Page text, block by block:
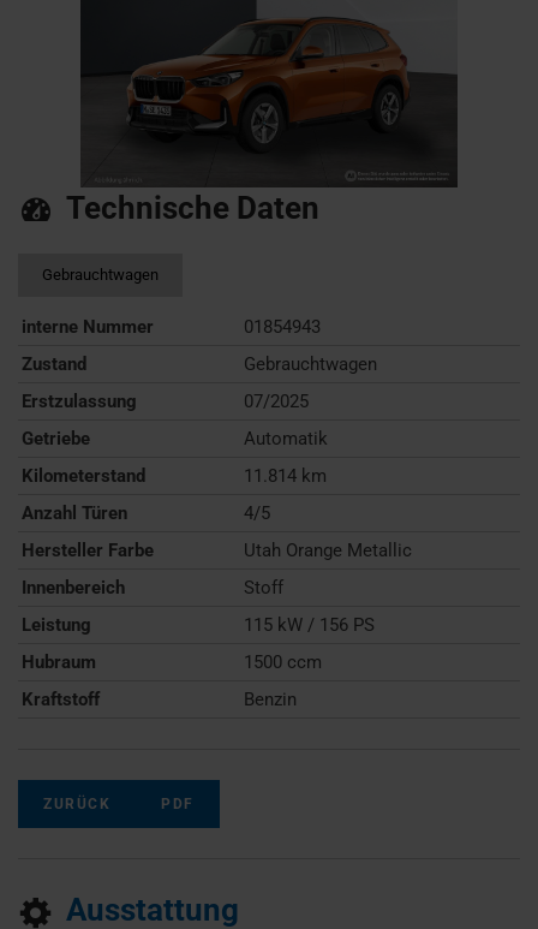
Technische Daten
Gebrauchtwagen
interne Nummer
01854943
Zustand
Gebrauchtwagen
Erstzulassung
07/2025
Getriebe
Automatik
Kilometerstand
11.814 km
Anzahl Türen
4/5
Hersteller Farbe
Utah Orange Metallic
Innenbereich
Stoff
Leistung
115 kW / 156 PS
Hubraum
1500 ccm
Kraftstoff
Benzin
ZURÜCK PDF
Ausstattung